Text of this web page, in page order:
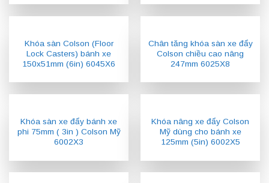
Khóa sàn Colson (Floor
Lock Casters) bánh xe
150x51mm (6in) 6045X6
Chân tăng khóa sàn xe đẩy
Colson chiều cao nâng
247mm 6025X8
Khóa sàn xe đẩy bánh xe
phi 75mm ( 3in ) Colson Mỹ
6002X3
Khóa nâng xe đẩy Colson
Mỹ dùng cho bánh xe
125mm (5in) 6002X5